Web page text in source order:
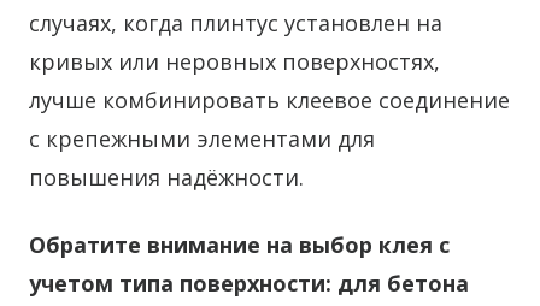
случаях, когда плинтус установлен на
кривых или неровных поверхностях,
лучше комбинировать клеевое соединение
с крепежными элементами для
повышения надёжности.
Обратите внимание на выбор клея с
учетом типа поверхности: для бетона